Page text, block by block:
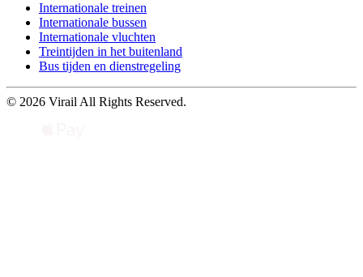
Internationale treinen
Internationale bussen
Internationale vluchten
Treintijden in het buitenland
Bus tijden en dienstregeling
© 2026 Virail All Rights Reserved.